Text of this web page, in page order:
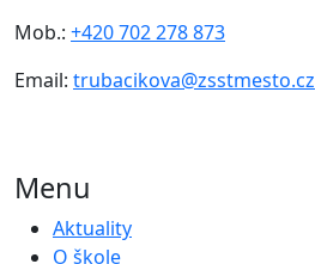
Mob.: +420 702 278 873
Email: trubacikova@zsstmesto.cz
Menu
Aktuality
O škole